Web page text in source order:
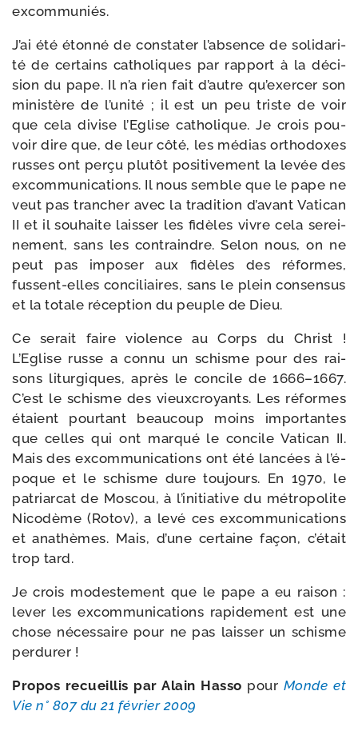
excommuniés.
J’ai été éton­né de consta­ter l’ab­sence de soli­da­ri­
té de cer­tains catho­liques par rap­port à la déci­
sion du pape. Il n’a rien fait d’autre qu’exer­cer son
minis­tère de l’u­ni­té ; il est un peu triste de voir
que cela divise l’Eglise catho­lique. Je crois pou­
voir dire que, de leur côté, les médias ortho­doxes
russes ont per­çu plu­tôt posi­ti­ve­ment la levée des
excom­mu­ni­ca­tions. Il nous semble que le pape ne
veut pas tran­cher avec la tra­di­tion d’a­vant Vatican
II et il sou­haite lais­ser les fidèles vivre cela serei­
ne­ment, sans les contraindre. Selon nous, on ne
peut pas impo­ser aux fidèles des réformes,
fussent-​elles conci­liaires, sans le plein consen­sus
et la totale récep­tion du peuple de Dieu.
Ce serait faire vio­lence au Corps du Christ !
L’Eglise russe a connu un schisme pour des rai­
sons litur­giques, après le concile de 1666–1667.
C’est le schisme des vieux­croyants. Les réformes
étaient pour­tant beau­coup moins impor­tantes
que celles qui ont mar­qué le concile Vatican II.
Mais des excom­mu­ni­ca­tions ont été lan­cées à l’é­
poque et le schisme dure tou­jours. En 1970, le
patriar­cat de Moscou, à l’i­ni­tia­tive du métro­po­lite
Nicodème (Rotov), a levé ces excom­mu­ni­ca­tions
et ana­thèmes. Mais, d’une cer­taine façon, c’é­tait
trop tard.
Je crois modes­te­ment que le pape a eu rai­son :
lever les excom­mu­ni­ca­tions rapi­de­ment est une
chose néces­saire pour ne pas lais­ser un schisme
perdurer !
Propos recueillis par Alain Hasso pour Monde et
Vie n° 807du 21 février 2009